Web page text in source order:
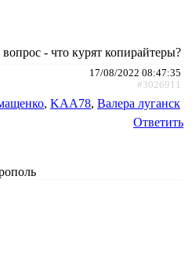
- что курят копирайтеры?
17/08/2022 08:47:35
#3026911
, KAA78, Валера луганск
Ответить